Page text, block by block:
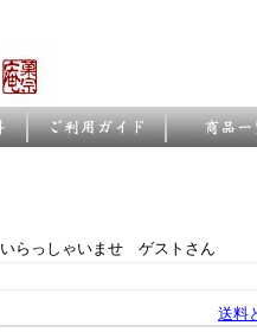
いらっしゃいませ ゲストさん
送料